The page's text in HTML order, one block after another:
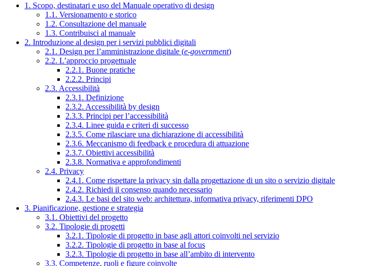
1. Scopo, destinatari e uso del Manuale operativo di design
1.1. Versionamento e storico
1.2. Consultazione del manuale
1.3. Contribuisci al manuale
2. Introduzione al design per i servizi pubblici digitali
2.1. Design per l’amministrazione digitale (e-government)
2.2. L’approccio progettuale
2.2.1. Buone pratiche
2.2.2. Principi
2.3. Accessibilità
2.3.1. Definizione
2.3.2. Accessibilità by design
2.3.3. Principi per l’accessibilità
2.3.4. Linee guida e criteri di successo
2.3.5. Come rilasciare una dichiarazione di accessibilità
2.3.6. Meccanismo di feedback e procedura di attuazione
2.3.7. Obiettivi accessibilità
2.3.8. Normativa e approfondimenti
2.4. Privacy
2.4.1. Come rispettare la privacy sin dalla progettazione di un sito o servizio digitale
2.4.2. Richiedi il consenso quando necessario
2.4.3. Le basi del sito web: architettura, informativa privacy, riferimenti DPO
3. Pianificazione, gestione e strategia
3.1. Obiettivi del progetto
3.2. Tipologie di progetti
3.2.1. Tipologie di progetto in base agli attori coinvolti nel servizio
3.2.2. Tipologie di progetto in base al focus
3.2.3. Tipologie di progetto in base all’ambito di intervento
3.3. Competenze, ruoli e figure coinvolte